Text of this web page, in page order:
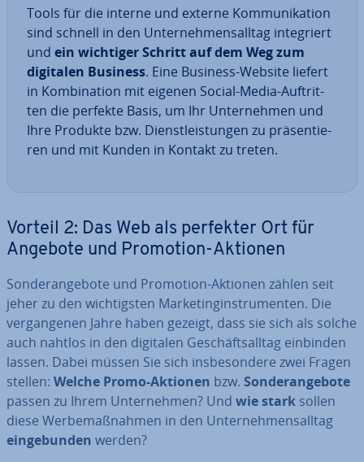
Tools für die interne und externe Kom­mu­ni­ka­ti­on
sind schnell in den Un­ter­neh­mens­all­tag in­te­griert
und ein wichtiger Schritt auf dem Weg zum
digitalen Business. Eine Business-Website liefert
in Kom­bi­na­ti­on mit eigenen Social-Media-Auf­trit­
ten die perfekte Basis, um Ihr Un­ter­neh­men und
Ihre Produkte bzw. Dienst­leis­tun­gen zu prä­sen­tie­
ren und mit Kunden in Kontakt zu treten.
Vorteil 2: Das Web als perfekter Ort für
Angebote und Promotion-Aktionen
Son­der­an­ge­bo­te und Promotion-Aktionen zählen seit
jeher zu den wich­tigs­ten Mar­ke­ting­in­stru­men­ten. Die
ver­gan­ge­nen Jahre haben gezeigt, dass sie sich als solche
auch nahtlos in den digitalen Ge­schäfts­all­tag einbinden
lassen. Dabei müssen Sie sich ins­be­son­de­re zwei Fragen
stellen: Welche Promo-Aktionen bzw. Son­der­an­ge­bo­te
passen zu Ihrem Un­ter­neh­men? Und wie stark sollen
diese Wer­be­maß­nah­men in den Un­ter­neh­mens­all­tag
ein­ge­bun­den werden?